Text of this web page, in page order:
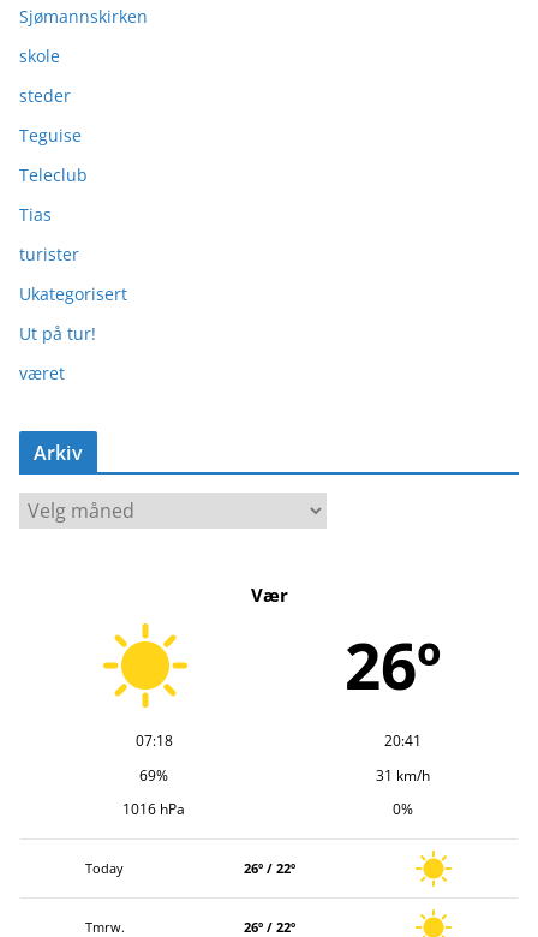
Sjømannskirken
skole
steder
Teguise
Teleclub
Tias
turister
Ukategorisert
Ut på tur!
været
Arkiv
A
r
Vær
26º
07:18
20:41
69%
31 km/h
1016 hPa
0%
Today 26º / 22º
Tmrw. 26º / 22º